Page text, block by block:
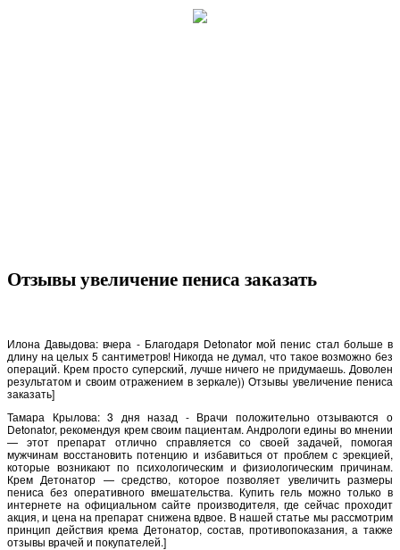
Отзывы увеличение пениса заказать
Илона Давыдова: вчера - Благодаря Detonator мой пенис стал больше в
длину на целых 5 сантиметров! Никогда не думал, что такое возможно без
операций. Крем просто суперский, лучше ничего не придумаешь. Доволен
результатом и своим отражением в зеркале)) Отзывы увеличение пениса
заказать]
Тамара Крылова: 3 дня назад - Врачи положительно отзываются о
Detonator, рекомендуя крем своим пациентам. Андрологи едины во мнении
— этот препарат отлично справляется со своей задачей, помогая
мужчинам восстановить потенцию и избавиться от проблем с эрекцией,
которые возникают по психологическим и физиологическим причинам.
Крем Детонатор — средство, которое позволяет увеличить размеры
пениса без оперативного вмешательства. Купить гель можно только в
интернете на официальном сайте производителя, где сейчас проходит
акция, и цена на препарат снижена вдвое. В нашей статье мы рассмотрим
принцип действия крема Детонатор, состав, противопоказания, а также
отзывы врачей и покупателей.]